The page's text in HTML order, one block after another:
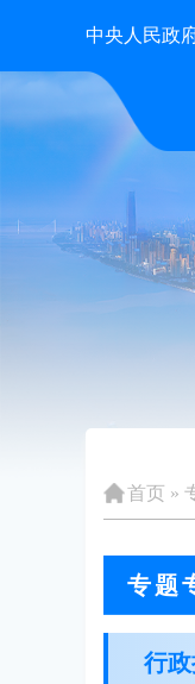
中央人民政
首页 »
专题
行